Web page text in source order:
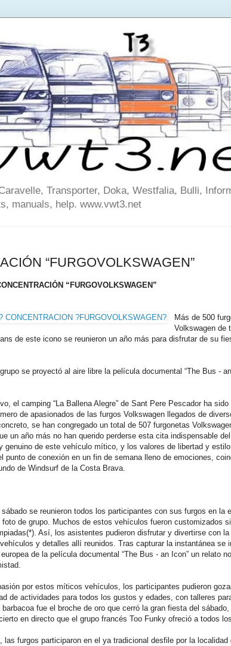
Transporter, Doka, Westfalia, Bulli,
manuals, help. www.vwt3.net
“FURGOVOLKSWAGEN”
“FURGOVOLKSWAGEN”
Más de 500
Volkswagen de
de este icono se reunieron un año más para disfrutar de su
se proyectó al aire libre la película documental “The Bus -
el camping “La Ballena Alegre” de Sant Pere Pescador ha sido
de apasionados de las furgos Volkswagen llegados de
se han congregado un total de 507 furgonetas
un año más no han querido perderse esta cita indispensable
genuino de este vehículo mítico, y los valores de libertad y
punto de conexión en un fin de semana lleno de emociones,
de Windsurf de la Costa Brava.
se reunieron todos los participantes con sus furgos en la
foto de grupo. Muchos de estos vehículos fueron customizados
Así, los asistentes pudieron disfrutar y divertirse con la
y detalles allí reunidos. Tras capturar la instantánea se
de la película documental “The Bus - an Icon” un relato
por estos míticos vehículos, los participantes pudieron
de actividades para todos los gustos y edades, con talleres
fue el broche de oro que cerró la gran fiesta del
en directo que el grupo francés Too Funky ofreció a todos los
las furgos participaron en el ya tradicional desfile por la localidad